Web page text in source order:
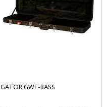
GATOR GWE-BASS